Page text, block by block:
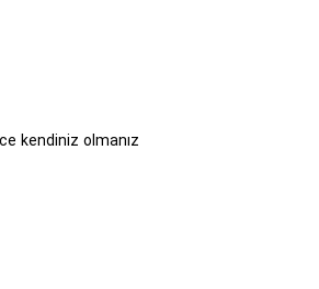
kendiniz olmanız